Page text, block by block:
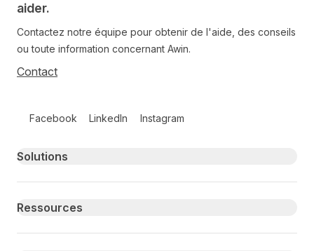
aider.
Contactez notre équipe pour obtenir de l'aide, des conseils
ou toute information concernant Awin.
Contact
Facebook LinkedIn Instagram
Primary footer navigation
Solutions
Ressources